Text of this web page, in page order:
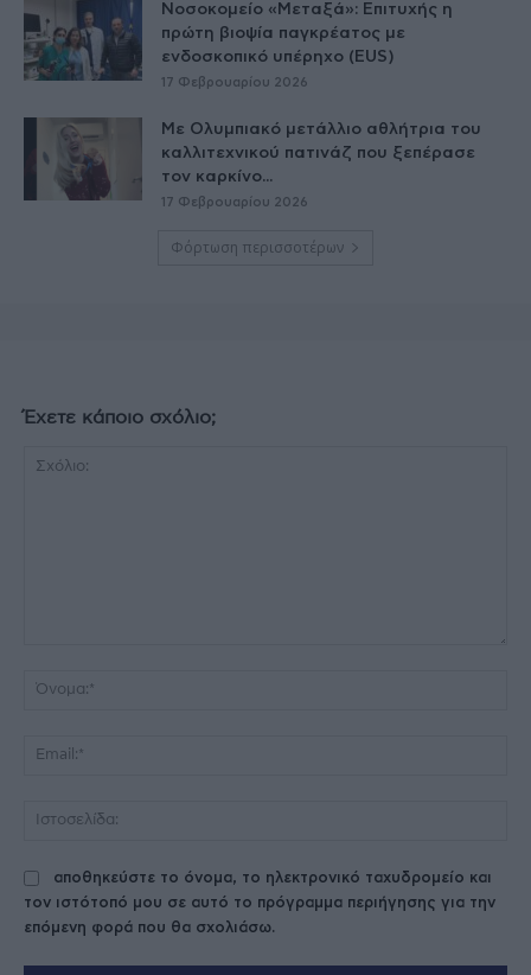
Νοσοκομείο «Μεταξά»: Επιτυχής η
πρώτη βιοψία παγκρέατος με
ενδοσκοπικό υπέρηχο (EUS)
17 Φεβρουαρίου 2026
Με Ολυμπιακό μετάλλιο αθλήτρια του
καλλιτεχνικού πατινάζ που ξεπέρασε
τον καρκίνο...
17 Φεβρουαρίου 2026
Φόρτωση περισσοτέρων
Έχετε κάποιο σχόλιο;
αποθηκεύστε το όνομα, το ηλεκτρονικό ταχυδρομείο και
τον ιστότοπό μου σε αυτό το πρόγραμμα περιήγησης για την
επόμενη φορά που θα σχολιάσω.